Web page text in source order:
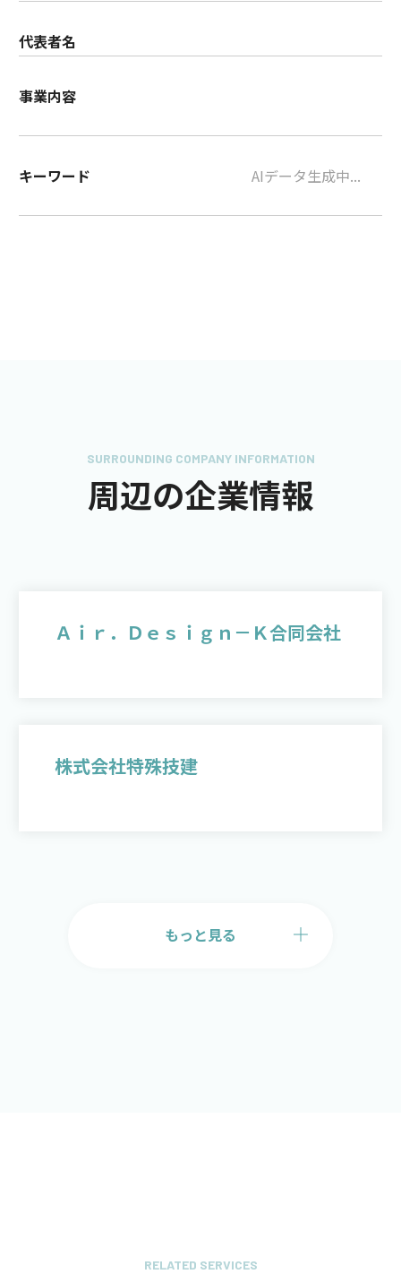
代表者名
事業内容
キーワード AIデータ生成中...
SURROUNDING COMPANY INFORMATION
周辺の企業情報
Ａｉｒ．Ｄｅｓｉｇｎ－Ｋ合同会社
株式会社特殊技建
もっと見る
RELATED SERVICES